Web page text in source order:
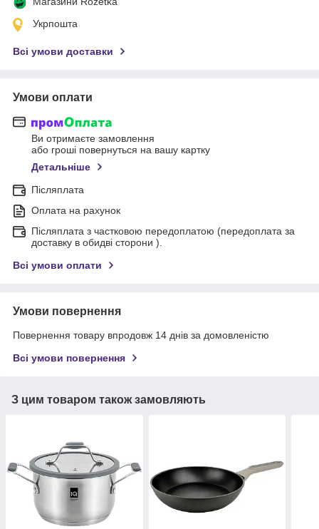
Укрпошта
Всі умови доставки
Умови оплати
Ви отримаєте замовлення
або гроші повернуться на вашу картку
Детальніше
Післяплата
Оплата на рахунок
Післяплата з частковою передоплатою (передоплата за
доставку в обидві сторони ).
Всі умови оплати
Умови повернення
Повернення товару впродовж 14 днів за домовленістю
Всі умови повернення
З цим товаром також замовляють